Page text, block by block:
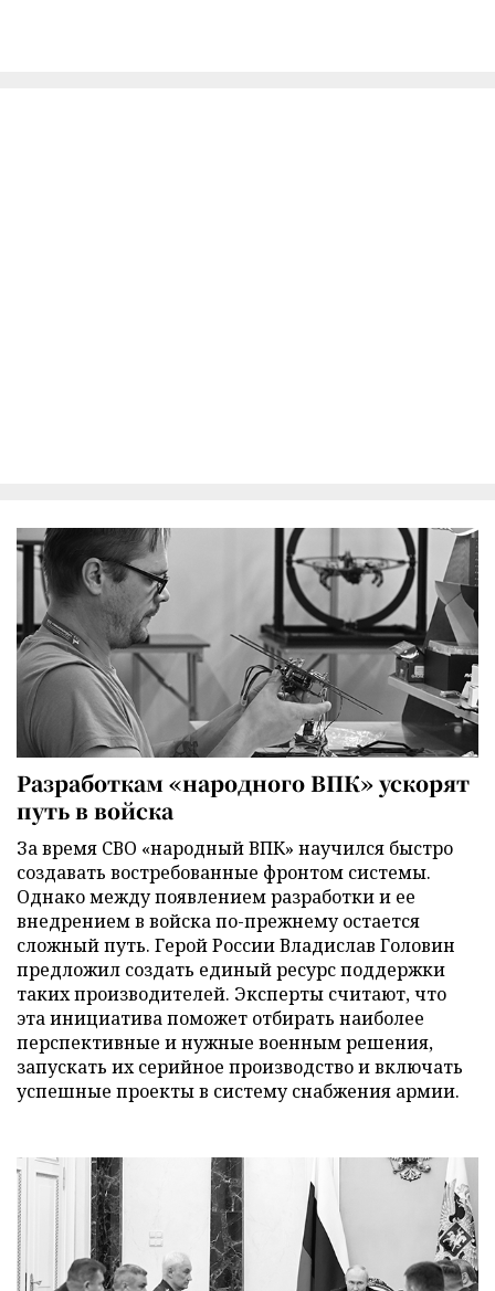
Разработкам «народного ВПК» ускорят
путь в войска
За время СВО «народный ВПК» научился быстро
создавать востребованные фронтом системы.
Однако между появлением разработки и ее
внедрением в войска по-прежнему остается
сложный путь. Герой России Владислав Головин
предложил создать единый ресурс поддержки
таких производителей. Эксперты считают, что
эта инициатива поможет отбирать наиболее
перспективные и нужные военным решения,
запускать их серийное производство и включать
успешные проекты в систему снабжения армии.